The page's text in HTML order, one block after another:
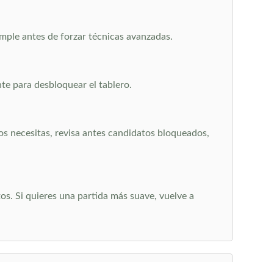
antes de forzar técnicas avanzadas.
para desbloquear el tablero.
necesitas, revisa antes candidatos bloqueados,
Si quieres una partida más suave, vuelve a